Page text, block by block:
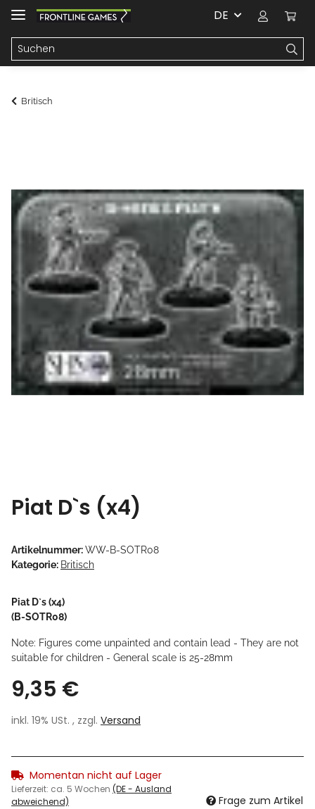
DE
Britisch
Piat D`s (x4)
Artikelnummer:WW-B-SOTR08
Kategorie: Britisch
Piat D`s (x4)
(B-SOTR08)
Note: Figures come unpainted and contain lead - They are not
suitable for children - General scale is 25-28mm
9,35 €
inkl. 19% USt. , zzgl. Versand
Momentan nicht auf Lager
Lieferzeit: ca. 5 Wochen (DE - Ausland
abweichend)
Frage zum Artikel